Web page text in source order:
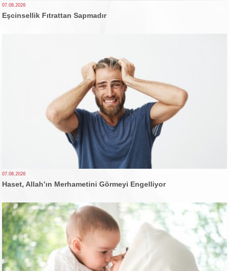
07.08.2026
Eşcinsellik Fıtrattan Sapmadır
07.08.2026
Haset, Allah’ın Merhametini Görmeyi Engelliyor